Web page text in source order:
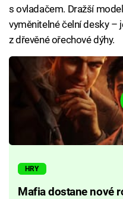
s ovladačem. Dražší
vyměnitelné čelní desky –
z dřevěné ořechové dýhy.
HRY
Mafia dostane nové